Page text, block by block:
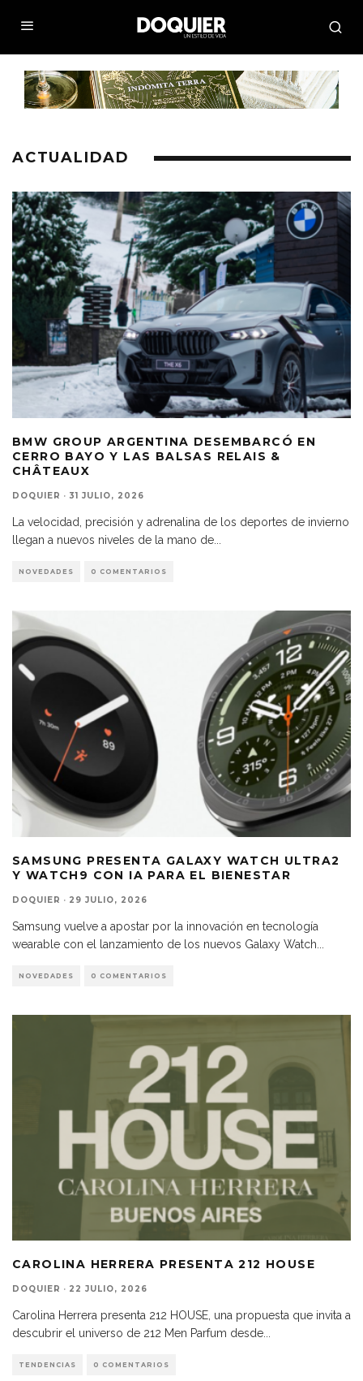
ACTUALIDAD
BMW GROUP ARGENTINA DESEMBARCÓ EN
CERRO BAYO Y LAS BALSAS RELAIS &
CHÂTEAUX
DOQUIER · 31 JULIO, 2026
La velocidad, precisión y adrenalina de los deportes de invierno
llegan a nuevos niveles de la mano de
NOVEDADES 0 COMENTARIOS
SAMSUNG PRESENTA GALAXY WATCH ULTRA2
Y WATCH9 CON IA PARA EL BIENESTAR
DOQUIER · 29 JULIO, 2026
Samsung vuelve a apostar por la innovación en tecnología
wearable con el lanzamiento de los nuevos Galaxy Watch
NOVEDADES 0 COMENTARIOS
CAROLINA HERRERA PRESENTA 212 HOUSE
DOQUIER · 22 JULIO, 2026
Carolina Herrera presenta 212 HOUSE, una propuesta que invita a
descubrir el universo de 212 Men Parfum desde...
TENDENCIAS 0 COMENTARIOS